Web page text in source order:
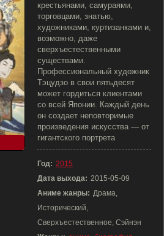
крестьянами, самураями,
торговцами, знатью,
художниками, куртизанками и,
возможно, даже
сверхъестественными
существами.
Профессиональный художник
Тэцудзо в свои пятьдесят
может гордиться клиентами
со всей Японии. Каждый день
он создает неповторимые
произведения искусства — от
гигантского портрета
Год: 2015
Дата выхода: 2015-05-09
Аниме жанры: Драма,
Исторический,
Сверхъестественное, Сэйнэн